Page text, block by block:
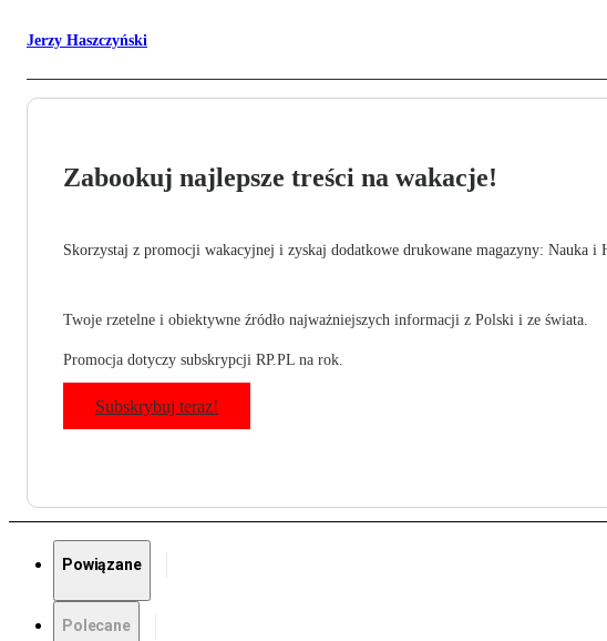
Jerzy Haszczyński
Zabookuj najlepsze treści na wakacje!
Skorzystaj z promocji wakacyjnej i zyskaj dodatkowe drukowane magazyny: Nauka i
Twoje rzetelne i obiektywne źródło najważniejszych informacji z Polski i ze świata.
Promocja dotyczy subskrypcji RP.PL na rok.
Subskrybuj teraz!
Powiązane
Polecane